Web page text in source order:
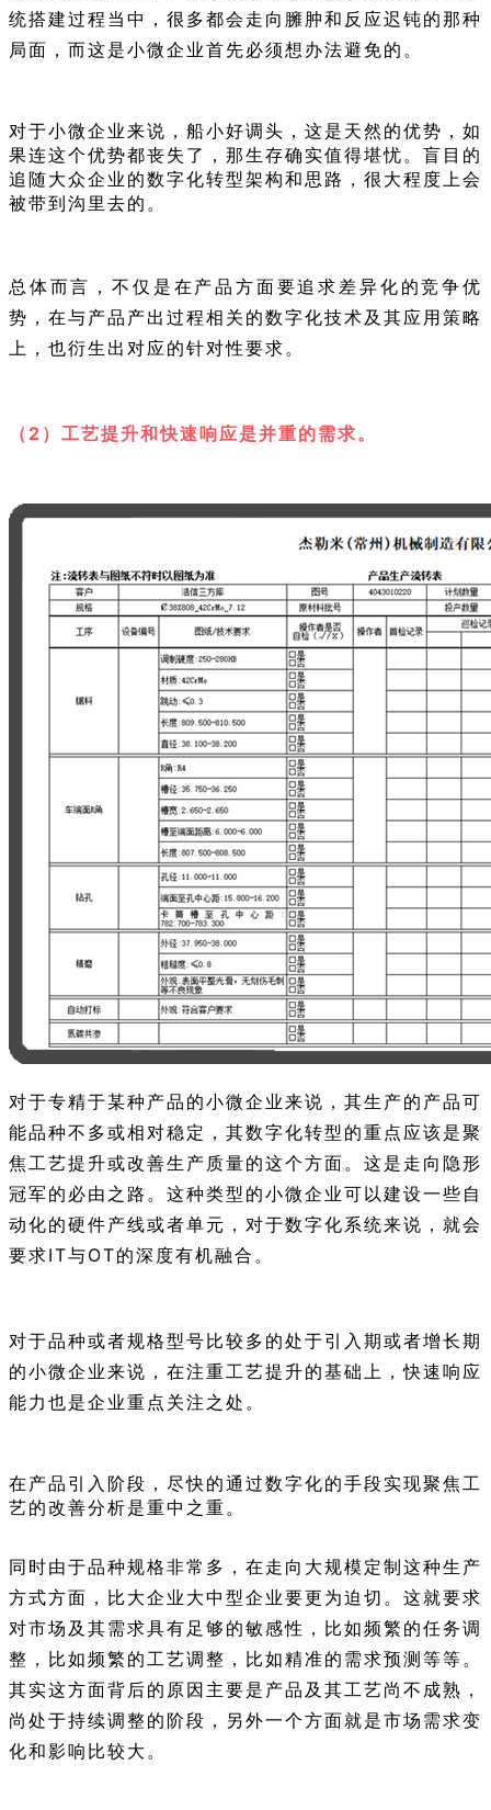
统搭建过程当中，很多都会走向臃肿和反应迟钝的那种
局面，而这是小微企业首先必须想办法避免的。
对于小微企业来说，船小好调头，这是天然的优势，如
果连这个优势都丧失了，那生存确实值得堪忧。盲目的
追随大众企业的数字化转型架构和思路，很大程度上会
被带到沟里去的。
总体而言，不仅是在产品方面要追求差异化的竞争优
势，在与产品产出过程相关的数字化技术及其应用策略
上，也衍生出对应的针对性要求。
（2） 工艺提升和快速响应是并重的需求。
对于专精于某种产品的小微企业来说，其生产的产品可
能品种不多或相对稳定，其数字化转型的重点应该是聚
焦工艺提升或改善生产质量的这个方面。这是走向隐形
冠军的必由之路。这种类型的小微企业可以建设一些自
动化的硬件产线或者单元，对于数字化系统来说，就会
要求IT与OT的深度有机融合。
对于品种或者规格型号比较多的处于引入期或者增长期
的小微企业来说，在注重工艺提升的基础上，快速响应
能力也是企业重点关注之处。
在产品引入阶段，尽快的通过数字化的手段实现聚焦工
艺的改善分析是重中之重。
同时由于品种规格非常多，在走向大规模定制这种生产
方式方面，比大企业大中型企业要更为迫切。这就要求
对市场及其需求具有足够的敏感性，比如频繁的任务调
整，比如频繁的工艺调整，比如精准的需求预测等等。
其实这方面背后的原因主要是产品及其工艺尚不成熟，
尚处于持续调整的阶段，另外一个方面就是市场需求变
化和影响比较大。